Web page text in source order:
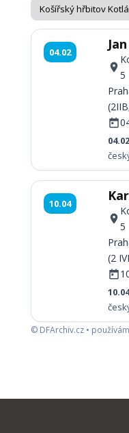
04.02
5
10.04
5
(2
© DFArchiv.cz •